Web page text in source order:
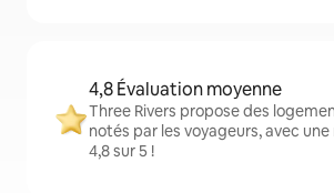
4,8 Évaluation moyenne
Three Rivers propose des
notés par les voyageurs, avec
4,8 sur 5 !